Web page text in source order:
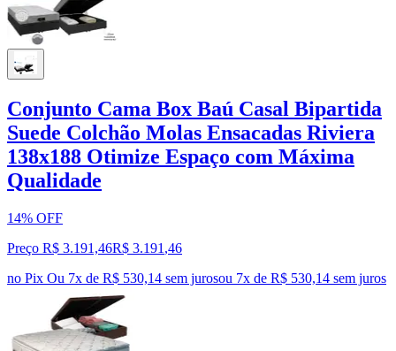
Conjunto Cama Box Baú Casal Bipartida
Suede Colchão Molas Ensacadas Riviera
138x188 Otimize Espaço com Máxima
Qualidade
14% OFF
Preço R$ 3.191,46R$ 3.191 ,46
no Pix Ou 7x de R$ 530,14 sem jurosou 7x de R$ 530,14 sem juros